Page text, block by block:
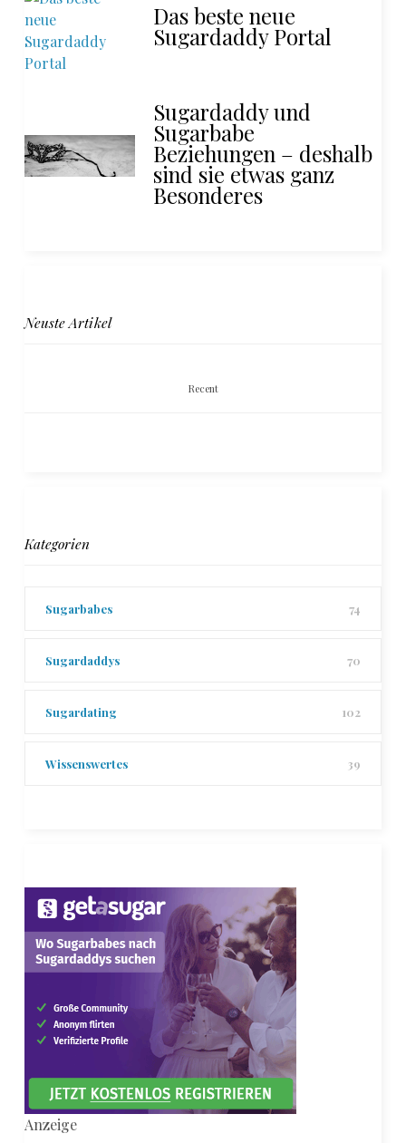
Das beste neue
Sugardaddy Portal
Sugardaddy und
Sugarbabe
Beziehungen – deshalb
sind sie etwas ganz
Besonderes
Neuste Artikel
Recent
Kategorien
Sugarbabes 74
Sugardaddys 70
Sugardating 102
Wissenswertes 39
Anzeige